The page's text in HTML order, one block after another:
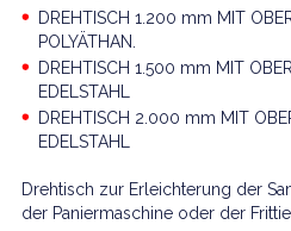
DREHTISCH 1.200 mm MIT
POLYÄTHAN.
DREHTISCH 1.500 mm MIT
EDELSTAHL
DREHTISCH 2.000 mm MIT
EDELSTAHL
Drehtisch zur Erleichterung der
der Paniermaschine oder der